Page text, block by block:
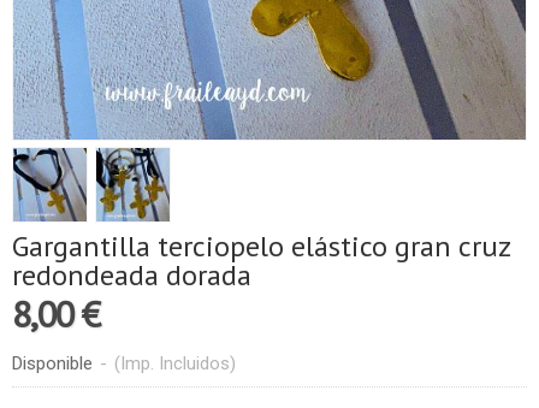
Gargantilla terciopelo elástico gran cruz
redondeada dorada
8,00 €
Disponible - (Imp. Incluidos)